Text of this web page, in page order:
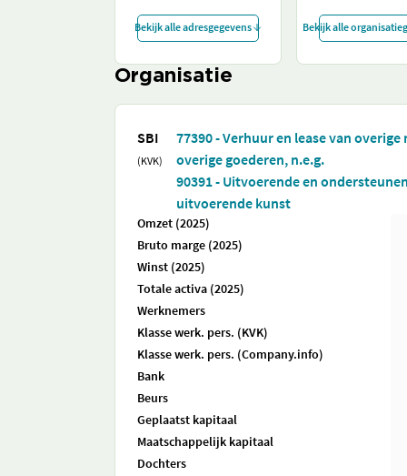
Bekijk alle adresgegevens Bekijk alle
Organisatie
SBI
(KVK)
77390 - Verhuur en lease van
overige goederen, n.e.g.
90391 - Uitvoerende en
uitvoerende kunst
Omzet (2025)
Bruto marge (2025)
Winst (2025)
Totale activa (2025)
Werknemers
Klasse werk. pers. (KVK)
Klasse werk. pers. (Company.info)
Bank
Beurs
Geplaatst kapitaal
Maatschappelijk kapitaal
Dochters